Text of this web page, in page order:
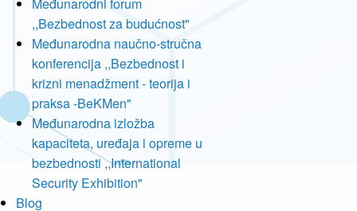
,,Bezbednost za budućnost"
Međunarodna naučno-stručna
konferencija ,,Bezbednost i
krizni menadžment - teorija i
praksa -BeKMen"
Međunarodna izložba
kapaciteta, uređaja i opreme u
bezbednosti ,,International
Security Exhibition"
Blog